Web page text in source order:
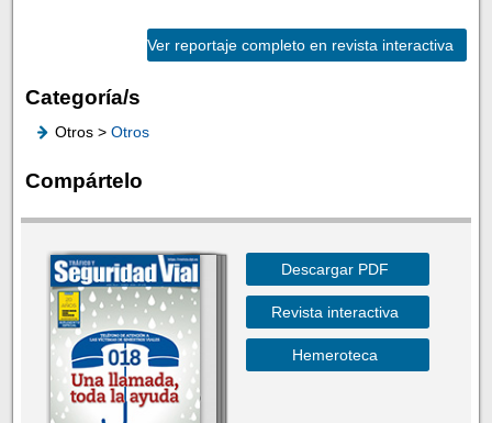
Ver reportaje completo en revista interactiva
Categoría/s
Otros > Otros
Compártelo
Descargar PDF
Revista interactiva
Hemeroteca